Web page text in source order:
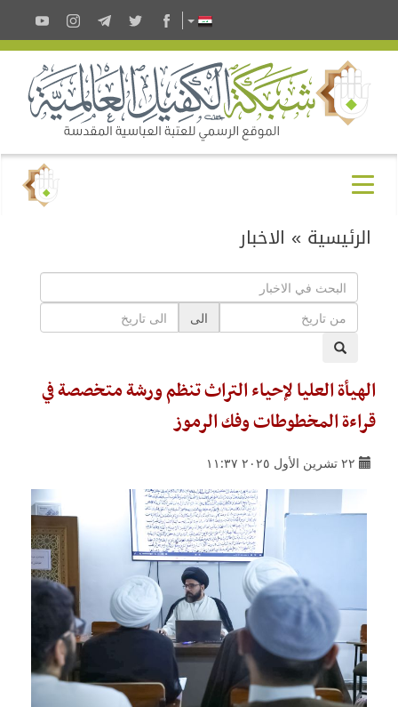
الرئيسية » الاخبار
الى
الهيأة العليا لإحياء التراث تنظم ورشة متخصصة في
قراءة المخطوطات وفك الرموز
٢٢ تشرين الأول ٢٠٢٥ ١١:٣٧